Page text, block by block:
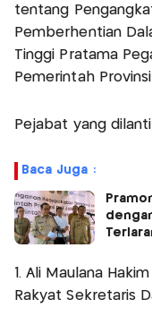
tentang
Pemberhentian
Tinggi Pratama
Pemerintah
Pejabat yang
Baca Juga :
1. Ali Maulana
Rakyat Sekretaris